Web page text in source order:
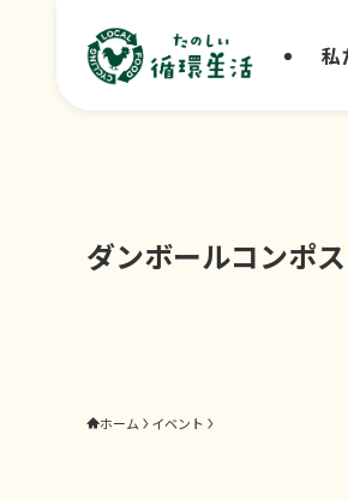
私
ダンボールコンポ
ホーム イベント